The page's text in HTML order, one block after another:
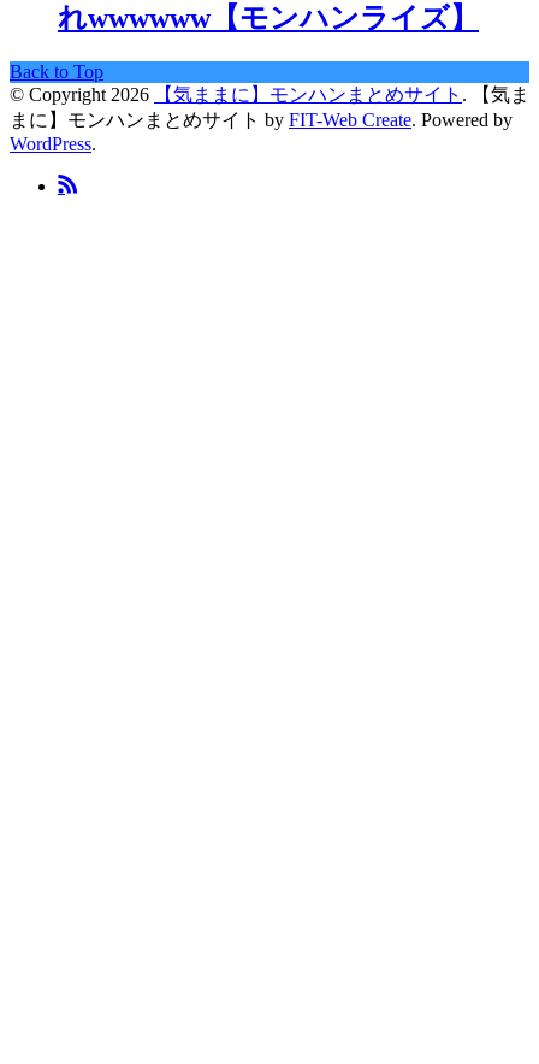
れwwwwww【モンハンライズ】
Back to Top
© Copyright 2026
【気ままに】モンハンまとめサイト .
【気ま
まに】モンハンまとめサイト by FIT-Web Create. Powered by
WordPress.